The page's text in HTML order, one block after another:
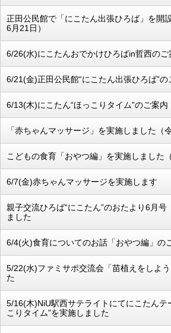
正田公民館で「にこたん出張ひろば」を開
6月21日）
6/26(水)にこたんおでかけひろばin哲西のご
6/21(金)正田公民館“にこたん出張ひろば”の
6/13(木)にこたん“ほっこりタイム”のご案内
「赤ちゃんマッサージ」を実施しました（
こどもの食育「おやつ編」を実施しました
6/7(金)赤ちゃんマッサージを実施します
親子交流ひろば“にこたん”のおたより6月号
ました
6/4(火)食育についてのお話「おやつ編」の
5/22(水)ファミサポ交流会「苗植えをしよ
た
5/16(木)NiU駅西サテライトにてにこたんテ
こりタイム”を実施しました